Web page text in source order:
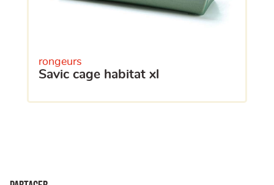
rongeurs
savic cage habitat xl